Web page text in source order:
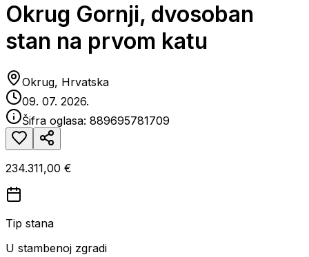
Okrug Gornji, dvosoban
stan na prvom katu
Okrug, Hrvatska
09. 07. 2026.
Šifra oglasa: 889695781709
234.311,00 €
Tip stana
U stambenoj zgradi